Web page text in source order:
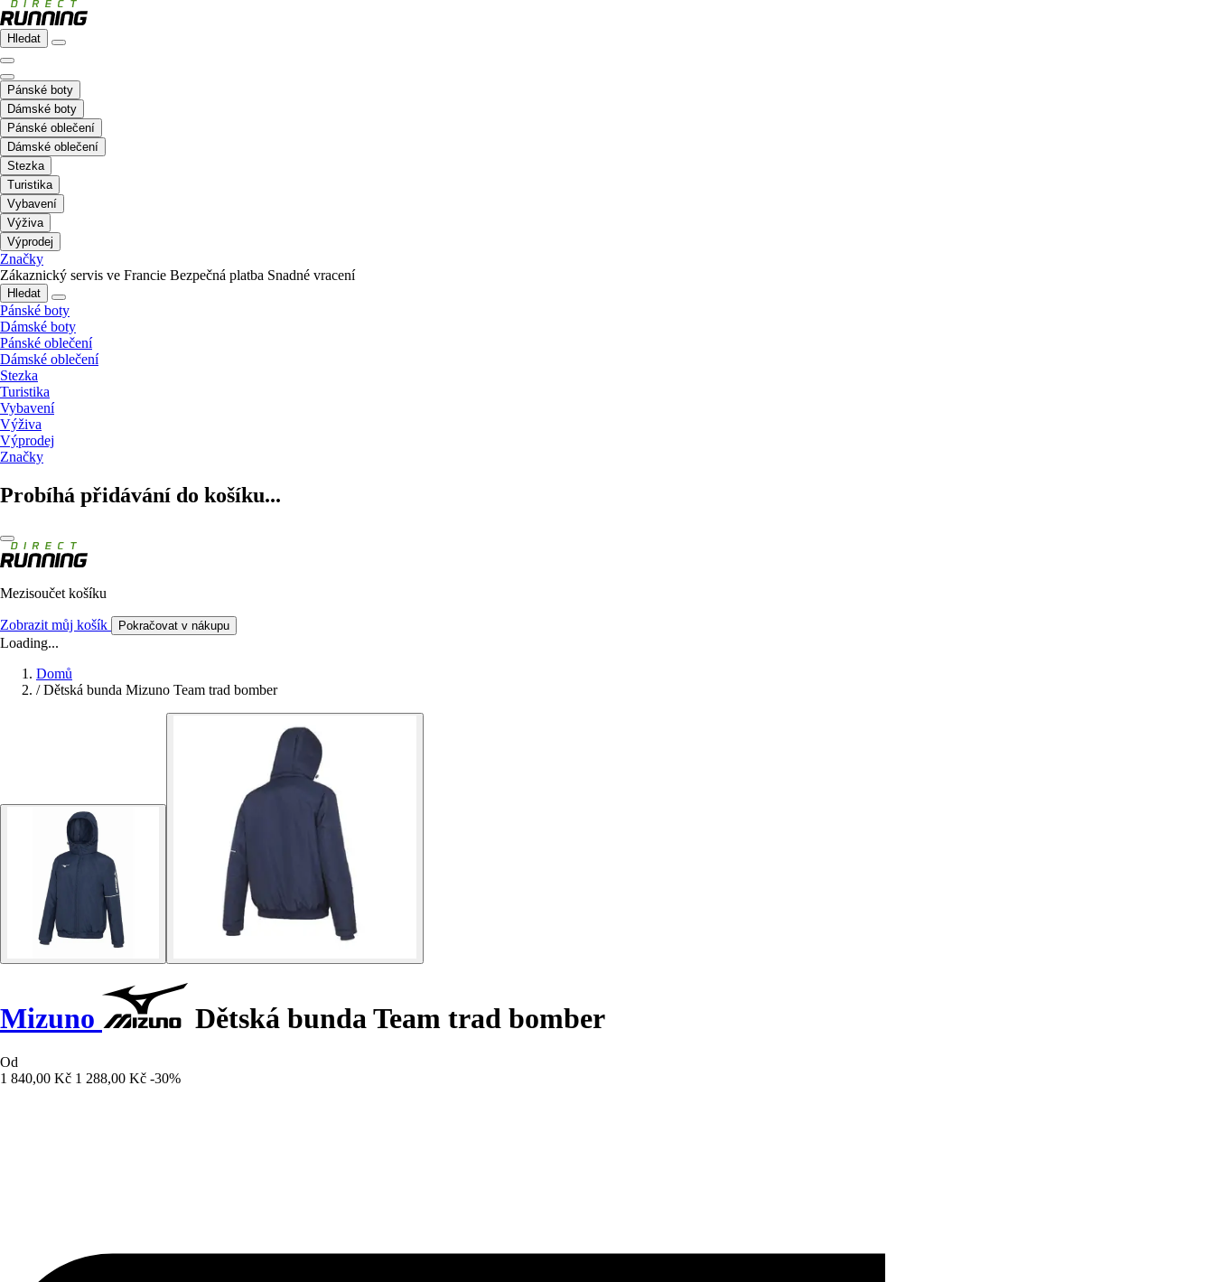
Hledat
Pánské boty
Dámské boty
Pánské oblečení
Dámské oblečení
Stezka
Turistika
Vybavení
Výživa
Výprodej
Značky
Zákaznický servis ve Francie Bezpečná platba Snadné vracení
Hledat
Pánské boty
Dámské boty
Pánské oblečení
Dámské oblečení
Stezka
Turistika
Vybavení
Výživa
Výprodej
Značky
Probíhá přidávání do košíku...
Mezisoučet košíku
Zobrazit můj košík Pokračovat v nákupu
Loading...
Domů
/ Dětská bunda Mizuno Team trad bomber
Mizuno Dětská bunda Team trad bomber
Od
1 840,00 Kč 1 288,00 Kč -30%